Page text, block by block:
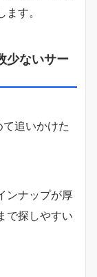
す。
少ないサー
追いかけた
ンナップが厚
で探しやすい